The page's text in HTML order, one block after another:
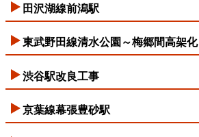
田沢湖線前潟駅
東武野田線清水公園～梅郷間高架化
渋谷駅改良工事
京葉線幕張豊砂駅